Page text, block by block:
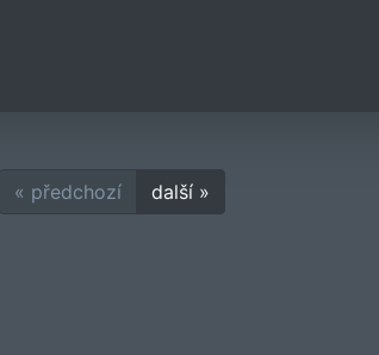
« předchozí další »